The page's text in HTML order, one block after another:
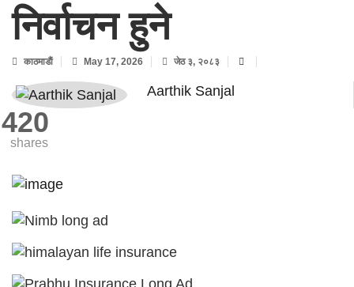
निर्वाचन हुने
काठमाडाैं May 17, 2026 जेठ ३, २०८३
Aarthik Sanjal
420
shares